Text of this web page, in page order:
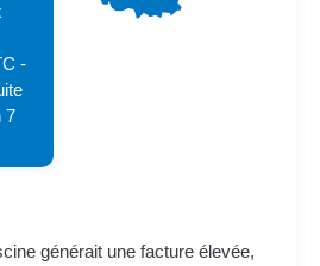
-
7
générait une facture élevée,